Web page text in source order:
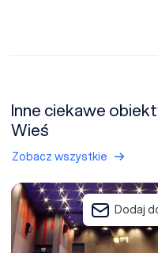
Inne ciekawe
Wieś
Zobacz wszystkie
Limanowski Dom Kultury
Dodaj